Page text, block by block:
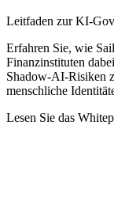
Leitfaden zur KI-
Erfahren Sie, wie
Finanzinstituten
Shadow-AI-Risiken
menschliche
Lesen Sie das